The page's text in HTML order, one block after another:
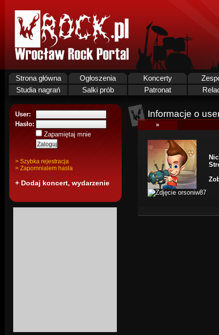
Strona główna Ogłoszenia Koncerty
Studia nagrań
Salki prób Patronat
User:
Hasło:
Zapamiętaj mnie
> Szybka rejestracja
> Zapomnialem hasla
+ Dodaj koncert, wydarzenie
Informacje o
»